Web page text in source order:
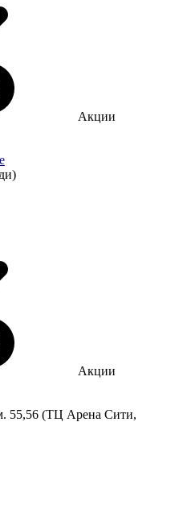
Акции
Акции
55,56 (ТЦ Арена Сити,